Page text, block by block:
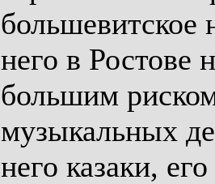
большевитское
него в Ростове
большим
музыкальных
него казаки,